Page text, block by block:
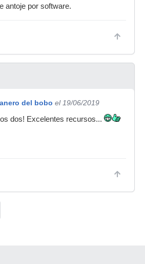
antoje por software.
del bobo el 19/06/2019
dos! Excelentes recursos...